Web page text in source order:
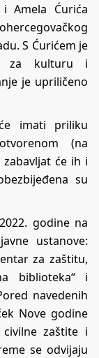
Amela Ćurića
S Ćurićem je
za kulturu i
je upriličeno
imati priliku
(na
će ih i
su
godine na
ustanove:
za zaštitu,
biblioteka“ i
navedenih
Nove godine
civilne zaštite i
se odvijaju